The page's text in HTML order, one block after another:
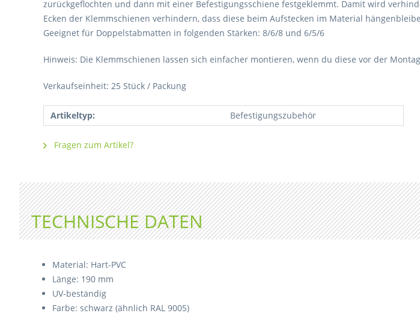
zurückgeflochten und dann mit einer Befestigungsschiene festgeklemmt. Damit wird
Ecken der Klemmschienen verhindern, dass diese beim Aufstecken im Material
Geeignet für Doppelstabmatten in folgenden Stärken: 8/6/8 und 6/5/6
Hinweis: Die Klemmschienen lassen sich einfacher montieren, wenn du diese vor der
Verkaufseinheit: 25 Stück / Packung
Artikeltyp: Befestigungszubehör
Fragen zum Artikel?
TECHNISCHE DATEN
Material: Hart-PVC
Länge: 190 mm
UV-beständig
Farbe: schwarz (ähnlich RAL 9005)